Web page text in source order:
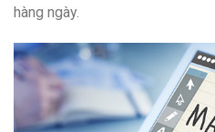
hàng ngày.